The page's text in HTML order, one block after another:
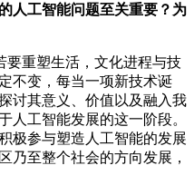
人工智能问题至关重要？为
要重塑生活，文化进程与技
不变，每当一项新技术诞
讨其意义、价值以及融入我
人工智能发展的这一阶段。
极参与塑造人工智能的发展
乃至整个社会的方向发展，